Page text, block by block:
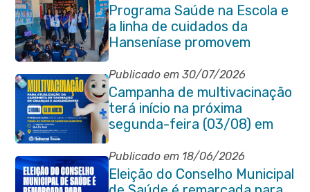
Programa Saúde na Escola e
a linha de cuidados da
Hanseníase promovem
conscientização sobre
hanseníase na E.M Adelaide
de Magalhães Seabra
Publicado em 30/07/2026
Campanha de multivacinação
terá início na próxima
segunda-feira (03/08) em
Itaboraí
Publicado em 18/06/2026
Eleição do Conselho Municipal